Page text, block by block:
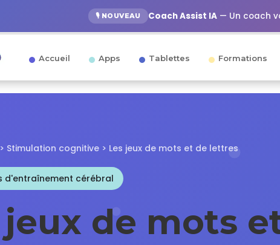
🎙️ NOUVEAU Coach Assist IA— Un coach
Accueil Apps Tablettes Formations
> Stimulation cognitive > Les jeux de mots et de lettres
d'entraînement cérébral
jeux de mots